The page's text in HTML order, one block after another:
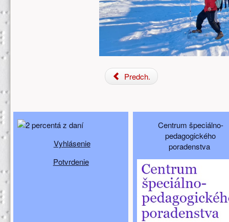
Predch.
Doplňujúci obsah (spodný)
Vyhlásenie
Potvrdenie
Centrum špeciálno-
pedagogického
poradenstva